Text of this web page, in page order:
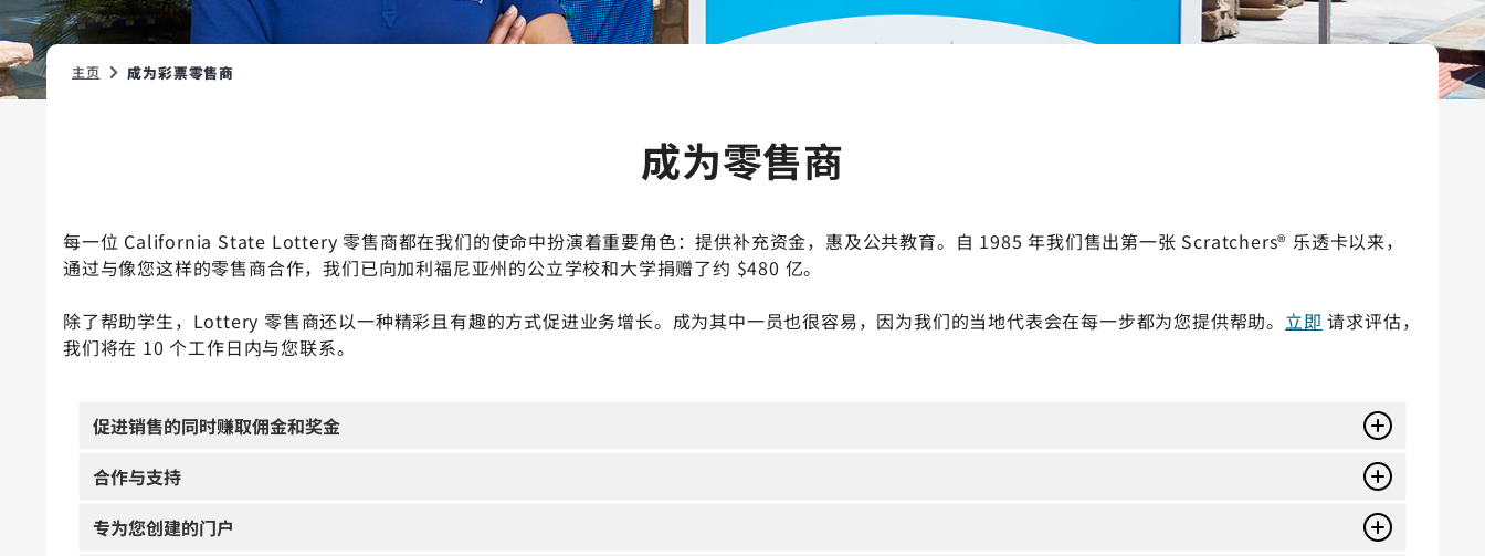
主页 成为彩票零售商
成为零售商
每一位 California State Lottery 零售商都在我们的使命中扮演着重要角色：提供补充资金，惠及公共教育。自 1985 年我们售出第一张 Scratchers® 乐透卡以来，
通过与像您这样的零售商合作，我们已向加利福尼亚州的公立学校和大学捐赠了约 $480 亿。
除了帮助学生，Lottery 零售商还以一种精彩且有趣的方式促进业务增长。成为其中一员也很容易，因为我们的当地代表会在每一步都为您提供帮助。 立即 请求评估，
我们将在 10 个工作日内与您联系。
促进销售的同时赚取佣金和奖金
合作与支持
专为您创建的门户